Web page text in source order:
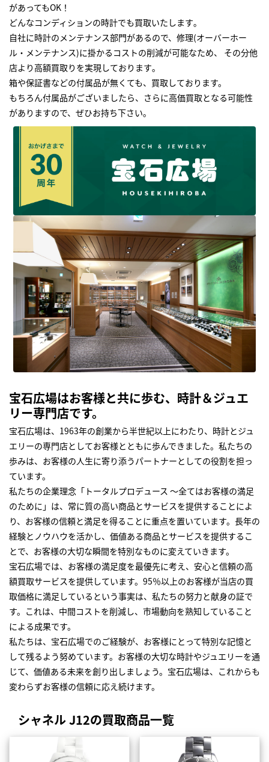
があってもOK！
どんなコンディションの時計でも買取いたします｡
自社に時計のメンテナンス部門があるので、修理(オーバーホー
ル・メンテナンス)に掛かるコストの削減が可能なため、 その分他
店より高額買取りを実現しております｡
箱や保証書などの付属品が無くても、買取しております。
もちろん付属品がございましたら、さらに高価買取となる可能性
がありますので、ぜひお持ち下さい｡
宝石広場はお客様と共に歩む、時計＆ジュエ
リー専門店です。
宝石広場は、1963年の創業から半世紀以上にわたり、時計とジュ
エリーの専門店としてお客様とともに歩んできました。私たちの
歩みは、お客様の人生に寄り添うパートナーとしての役割を担っ
ています。
私たちの企業理念「トータルプロデュース ～全てはお客様の満足
のために」は、常に質の高い商品とサービスを提供することによ
り、お客様の信頼と満足を得ることに重点を置いています。長年の
経験とノウハウを活かし、価値ある商品とサービスを提供するこ
とで、お客様の大切な瞬間を特別なものに変えていきます。
宝石広場では、お客様の満足度を最優先に考え、安心と信頼の高
額買取サービスを提供しています。95％以上のお客様が当店の買
取価格に満足しているという事実は、私たちの努力と献身の証で
す。これは、中間コストを削減し、市場動向を熟知していること
による成果です。
私たちは、宝石広場でのご経験が、お客様にとって特別な記憶と
して残るよう努めています。お客様の大切な時計やジュエリーを通
じて、価値ある未来を創り出しましょう。宝石広場は、これからも
変わらずお客様の信頼に応え続けます。
シャネル J12の買取商品一覧